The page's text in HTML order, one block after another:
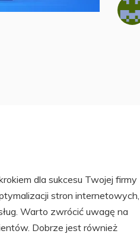
dla sukcesu Twojej firmy
stron internetowych,
Warto zwrócić uwagę na
Dobrze jest również